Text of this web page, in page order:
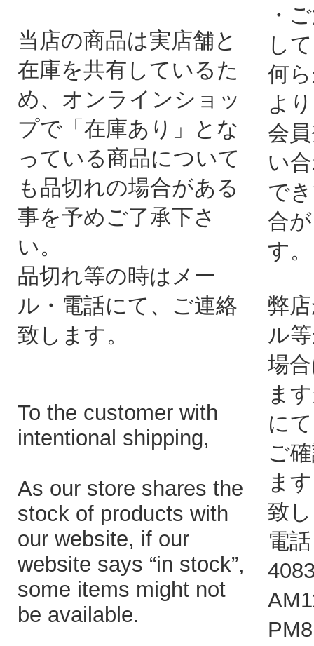
当店の商品は実店舗と
在庫を共有しているた
め、オンラインショッ
プで「在庫あり」とな
っている商品について
も品切れの場合がある
事を予めご了承下さ
い。
品切れ等の時はメー
ル・電話にて、ご連絡
致します。
To the customer with
intentional shipping,
As our store shares the
stock of products with
our website, if our
website says “in stock”,
some items might not
be available.
・
し
何
よ
会
い
で
合
す。
弊
ル
場
ま
に
ご
ま
致
電